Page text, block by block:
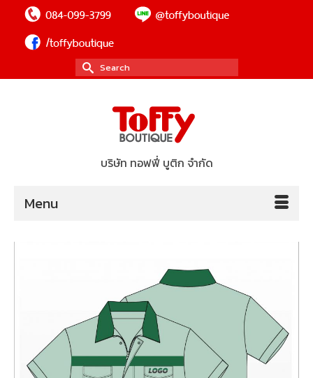
Search
for:
บริษัท ทอฟฟี่ บูติก จำกัด
Menu